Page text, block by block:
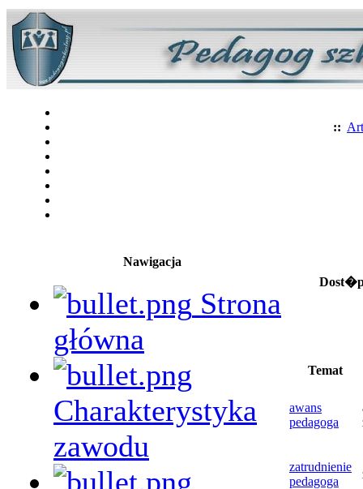
::
Nawigacja
Strona
główna
Charakterystyka
zawodu
Temat
awans
pedagoga
zatrudnienie
pedagoga